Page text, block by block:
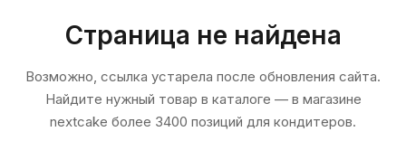
Страница не найдена
Возможно, ссылка устарела после обновления сайта.
Найдите нужный товар в каталоге — в магазине
nextcake более 3400 позиций для кондитеров.